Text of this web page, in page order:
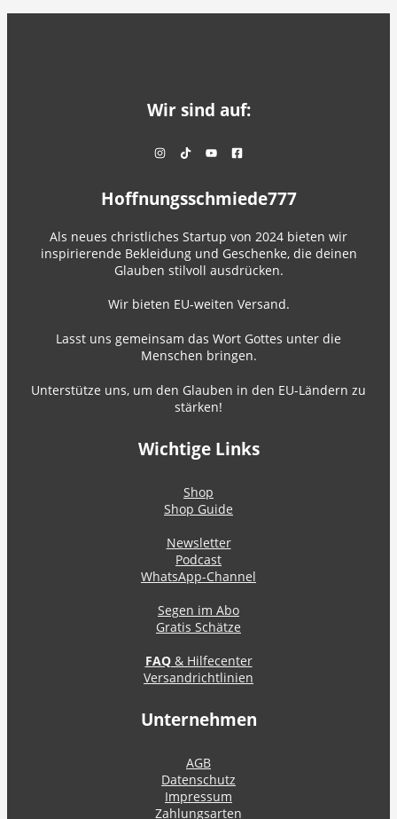
Wir sind auf:
Hoffnungsschmiede777
Als neues christliches Startup von 2024 bieten wir
inspirierende Bekleidung und Geschenke, die deinen
Glauben stilvoll ausdrücken.
Wir bieten EU-weiten Versand.
Lasst uns gemeinsam das Wort Gottes unter die
Menschen bringen.
Unterstütze uns, um den Glauben in den EU-Ländern zu
stärken!
Wichtige Links
Shop
Shop Guide
Newsletter
Podcast
WhatsApp-Channel
Segen im Abo
Gratis Schätze
FAQ& Hilfecenter
Versandrichtlinien
Unternehmen
AGB
Datenschutz
Impressum
Zahlungsarten